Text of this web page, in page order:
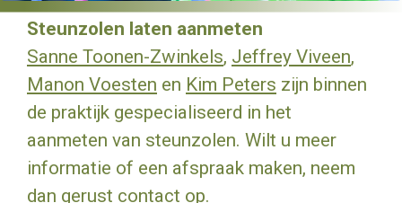
Steunzolen laten aanmeten
Sanne Toonen-Zwinkels, Jeffrey Viveen,
Manon Voesten en Kim Peters zijn binnen
de praktijk gespecialiseerd in het
aanmeten van steunzolen. Wilt u meer
informatie of een afspraak maken, neem
dan gerust contact op.